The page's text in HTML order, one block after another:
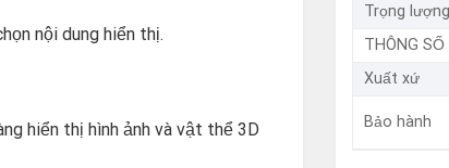
nội dung hiển thị.
hiển thị hình ảnh và vật thể 3D
Trọng
THÔNG SỐ
Xuất xứ
Bảo hành